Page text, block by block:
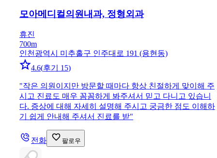
모아메디컬의원내과, 정형외과
휴진
700m
인천광역시 미추홀구 인주대로 191 (용현동)
4.6(후기 15)
"작은 의원이지만 방문할 때마다 항상 친절하게 맞이해 주
시고 진료도 매우 꼼꼼하게 봐주셔서 믿고 다니고 있습니
다. 증상에 대해 자세히 설명해 주시고 궁금한 점도 이해하
기 쉽게 안내해 주셔서 진료를 받"
전화 팔로우